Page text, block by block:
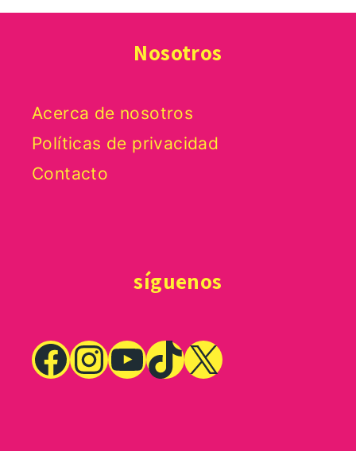
Nosotros
Acerca de nosotros
Políticas de privacidad
Contacto
síguenos